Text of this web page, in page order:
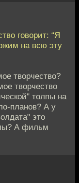
говорит: “Я
на всю эту
творчество?
творчество
толпы на
планов? А у
это
А фильм